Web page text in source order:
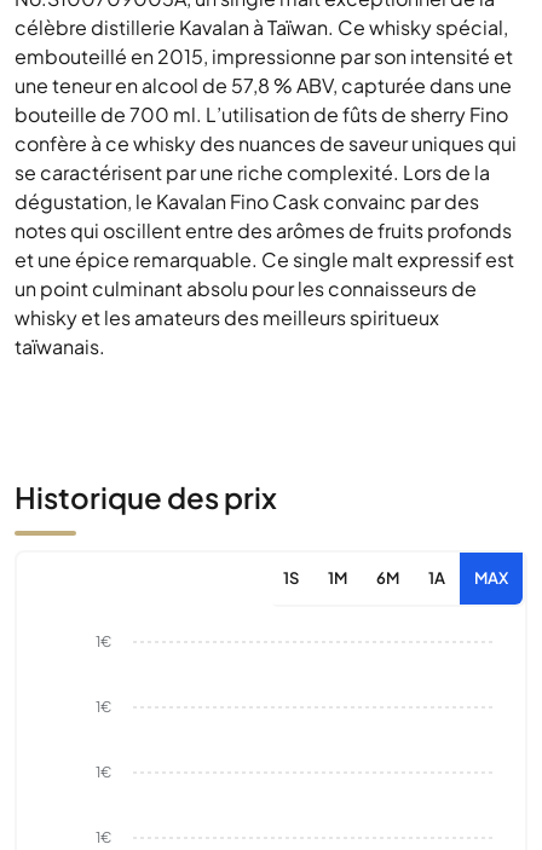
célèbre distillerie Kavalan à Taïwan. Ce whisky spécial,
embouteillé en 2015, impressionne par son intensité et
une teneur en alcool de 57,8 % ABV, capturée dans une
bouteille de 700 ml. L’utilisation de fûts de sherry Fino
confère à ce whisky des nuances de saveur uniques qui
se caractérisent par une riche complexité. Lors de la
dégustation, le Kavalan Fino Cask convainc par des
notes qui oscillent entre des arômes de fruits profonds
et une épice remarquable. Ce single malt expressif est
un point culminant absolu pour les connaisseurs de
whisky et les amateurs des meilleurs spiritueux
taïwanais.
Historique des prix
1S 1M 6M 1A MAX
1€
1€
1€
1€